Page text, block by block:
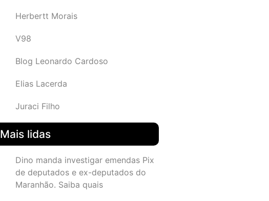
Herbertt Morais
V98
Blog Leonardo Cardoso
Elias Lacerda
Juraci Filho
Mais lidas
Dino manda investigar emendas Pix
de deputados e ex-deputados do
Maranhão. Saiba quais